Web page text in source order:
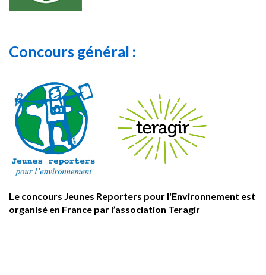
Concours général :
Le concours Jeunes Reporters pour l'Environnement est
organisé en France par l’association Teragir